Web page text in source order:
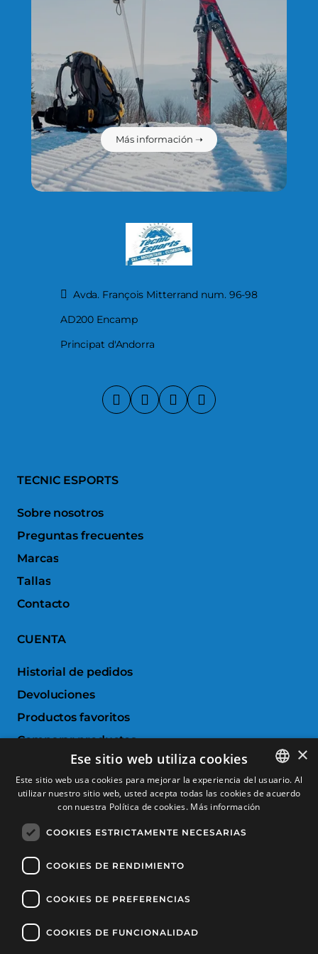
Más información ➝
Avda. François Mitterrand num. 96-98
AD200 Encamp
Principat d'Andorra
TECNIC ESPORTS
Sobre nosotros
Preguntas frecuentes
Marcas
Tallas
Contacto
CUENTA
Historial de pedidos
Devoluciones
Productos favoritos
Comparar productos
SERVICIO AL CLIENTE
Condiciones de Compra
Cambios y devoluciones
Gastos de envío
Formas de pago
Copyright © 2025, Tècnic Esports, Todos los derechos reservados
SPANISH
×
Ese sitio web utiliza cookies
Este sitio web usa cookies para mejorar la experiencia del usuario. Al
utilizar nuestro sitio web, usted acepta todas las cookies de acuerdo
con nuestra Política de cookies. Más información
COOKIES ESTRICTAMENTE NECESARIAS
COOKIES DE RENDIMIENTO
COOKIES DE PREFERENCIAS
COOKIES DE FUNCIONALIDAD